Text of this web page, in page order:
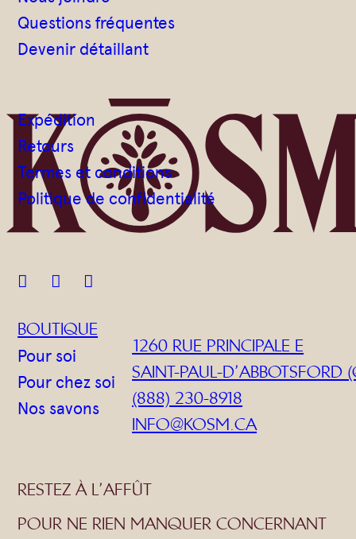
Questions fréquentes
Devenir détaillant
Expédition
Retours
Termes et conditions
Politique de confidentialité
  
BOUTIQUE
Pour soi
Pour chez soi
Nos savons
1260 RUE PRINCIPALE E
SAINT-PAUL-D’ABBOTSFORD
(888) 230-8918
INFO@KOSM.CA
RESTEZ À L’AFFÛT
POUR NE RIEN MANQUER CONCERNANT